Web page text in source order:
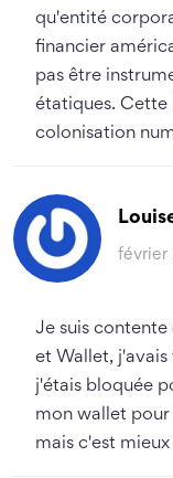
qu'entité
financier
pas être
étatiques. Cette
colonisation
février
Je suis contente
et Wallet,
j'étais bloquée
mon wallet pour
mais c'est